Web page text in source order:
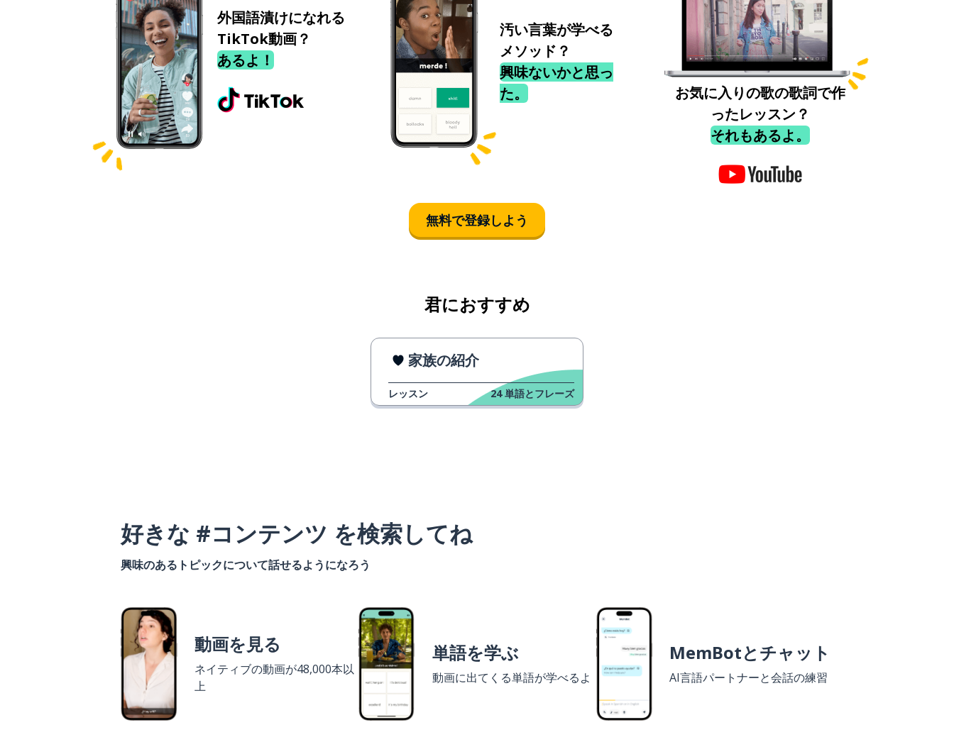
外国語漬けになれる
TikTok動画？
あるよ！
汚い言葉が学べる
メソッド？
興味ないかと思っ
た。
お気に入りの歌の歌詞で作
ったレッスン？
それもあるよ。
無料で登録しよう
君におすすめ
家族の紹介
レッスン 24 単語とフレーズ
好きな #コンテンツ を検索してね
興味のあるトピックについて話せるようになろう
動画を見る
ネイティブの動画が48,000本以
上
単語を学ぶ
動画に出てくる単語が学べるよ
MemBotとチャット
AI言語パートナーと会話の練習